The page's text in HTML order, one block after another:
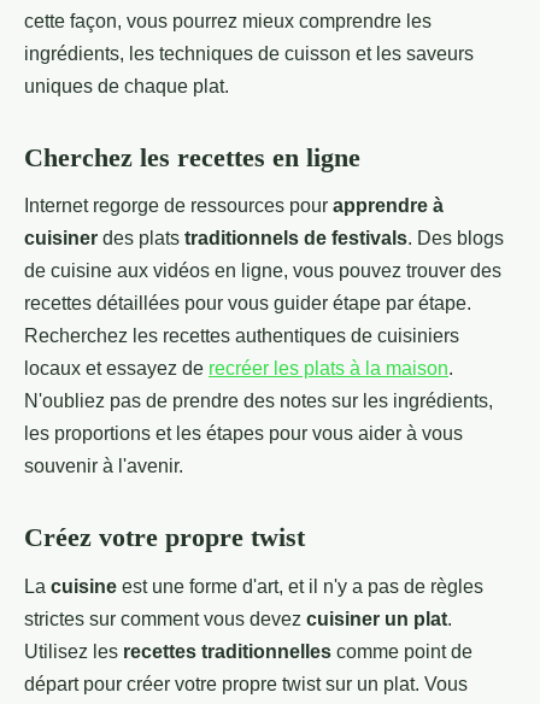
cette façon, vous pourrez mieux comprendre les
ingrédients, les techniques de cuisson et les saveurs
uniques de chaque plat.
Cherchez les recettes en ligne
Internet regorge de ressources pour apprendre à
cuisiner des plats traditionnels de festivals. Des blogs
de cuisine aux vidéos en ligne, vous pouvez trouver des
recettes détaillées pour vous guider étape par étape.
Recherchez les recettes authentiques de cuisiniers
locaux et essayez de recréer les plats à la maison.
N'oubliez pas de prendre des notes sur les ingrédients,
les proportions et les étapes pour vous aider à vous
souvenir à l'avenir.
Créez votre propre twist
La cuisine est une forme d'art, et il n'y a pas de règles
strictes sur comment vous devez cuisiner un plat.
Utilisez les recettes traditionnelles comme point de
départ pour créer votre propre twist sur un plat. Vous